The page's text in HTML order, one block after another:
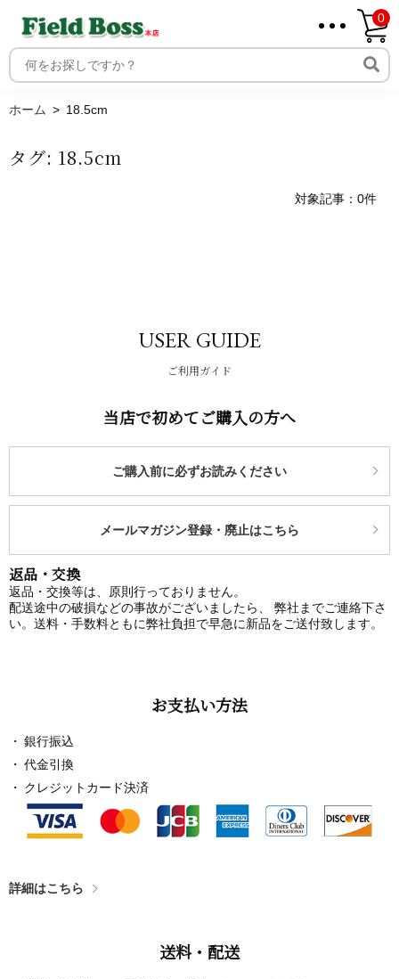
ホーム
0
ホーム 18.5cm
タグ: 18.5cm
対象記事：0件
USER GUIDE
ご利用ガイド
当店で初めてご購入の方へ
ご購入前に必ずお読みください
メールマガジン登録・廃止はこちら
返品・交換
返品・交換等は、原則行っておりません。
配送途中の破損などの事故がございましたら、 弊社までご連絡下さ
い。送料・手数料ともに弊社負担で早急に新品をご送付致します。
お支払い方法
銀行振込
代金引換
クレジットカード決済
詳細はこちら
送料・配送